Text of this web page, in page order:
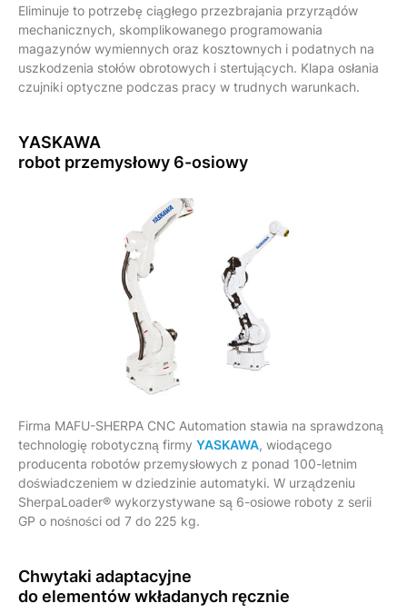
Eliminuje to potrzebę ciągłego przezbrajania przyrządów
mechanicznych, skomplikowanego programowania
magazynów wymiennych oraz kosztownych i podatnych na
uszkodzenia stołów obrotowych i stertujących. Klapa osłania
czujniki optyczne podczas pracy w trudnych warunkach.
YASKAWA
robot przemysłowy 6-osiowy
Firma MAFU-SHERPA CNC Automation stawia na sprawdzoną
technologię robotyczną firmy YASKAWA, wiodącego
producenta robotów przemysłowych z ponad 100-letnim
doświadczeniem w dziedzinie automatyki. W urządzeniu
SherpaLoader® wykorzystywane są 6-osiowe roboty z serii
GP o nośności od 7 do 225 kg.
Chwytaki adaptacyjne
do elementów wkładanych ręcznie